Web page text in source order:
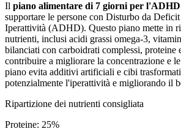
Il piano alimentare di 7 giorni per l'ADHD
supportare le persone con Disturbo da
Iperattività (ADHD). Questo piano mette in
nutrienti, inclusi acidi grassi omega-3,
bilanciati con carboidrati complessi, proteine
contribuire a migliorare la concentrazione e
piano evita additivi artificiali e cibi
potenzialmente l'iperattività e migliorando il
Ripartizione dei nutrienti consigliata
Proteine: 25%